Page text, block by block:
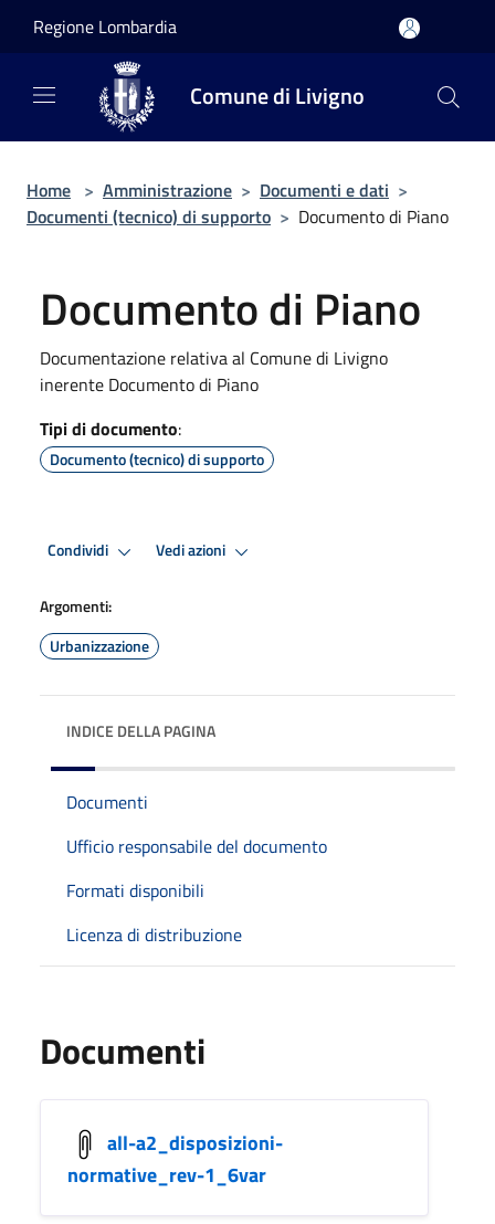
Regione Lombardia
Comune di Livigno
Home > Amministrazione > Documenti e dati >
Documenti (tecnico) di supporto > Documento di Piano
Documento di Piano
Documentazione relativa al Comune di Livigno
inerente Documento di Piano
Tipi di documento:
Documento (tecnico) di supporto
Condividi Vedi azioni
Argomenti:
Urbanizzazione
INDICE DELLA PAGINA
Documenti
Ufficio responsabile del documento
Formati disponibili
Licenza di distribuzione
Documenti
all-a2_disposizioni-
normative_rev-1_6var